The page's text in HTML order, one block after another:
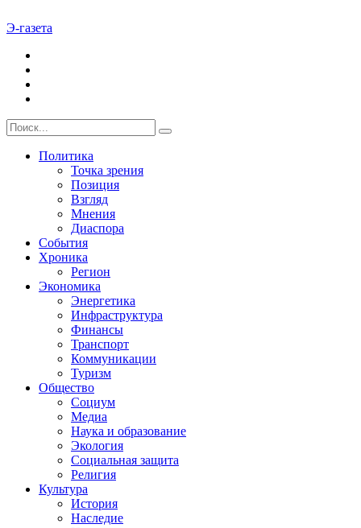
Э-газета
Политика
Точка зрения
Позиция
Взгляд
Мнения
Диаспора
События
Хроника
Регион
Экономика
Энергетика
Инфраструктура
Финансы
Транспорт
Коммуникации
Туризм
Общество
Социум
Медиа
Наука и образование
Экология
Социальная защита
Религия
Культура
История
Наследие